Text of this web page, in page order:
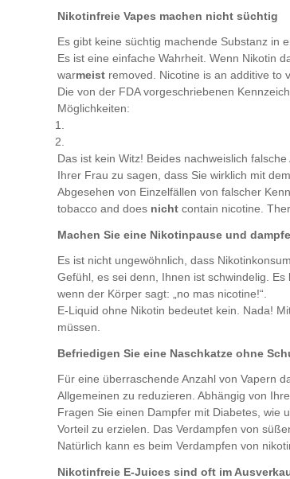
Nikotinfreie Vapes machen nicht süchtig
Es gibt keine süchtig machende Substanz in
Es ist eine einfache Wahrheit. Wenn Nikotin
warmeist removed. Nicotine is an additive to
Die von der FDA vorgeschriebenen
Möglichkeiten:
1.
2.
Das ist kein Witz! Beides nachweislich
Ihrer Frau zu sagen, dass Sie wirklich mit
Abgesehen von Einzelfällen von falscher
tobacco and does nicht contain nicotine.
Machen Sie eine Nikotinpause und
Es ist nicht ungewöhnlich, dass
Gefühl, es sei denn, Ihnen ist schwindelig.
wenn der Körper sagt: „no mas nicotine!“.
E-Liquid ohne Nikotin bedeutet kein. Nada!
müssen.
Befriedigen Sie eine Naschkatze ohne
Für eine überraschende Anzahl von Vapern
Allgemeinen zu reduzieren. Abhängig von
Fragen Sie einen Dampfer mit Diabetes, wie
Vorteil zu erzielen. Das Verdampfen von
Natürlich kann es beim Verdampfen von
Nikotinfreie E-Juices sind oft im